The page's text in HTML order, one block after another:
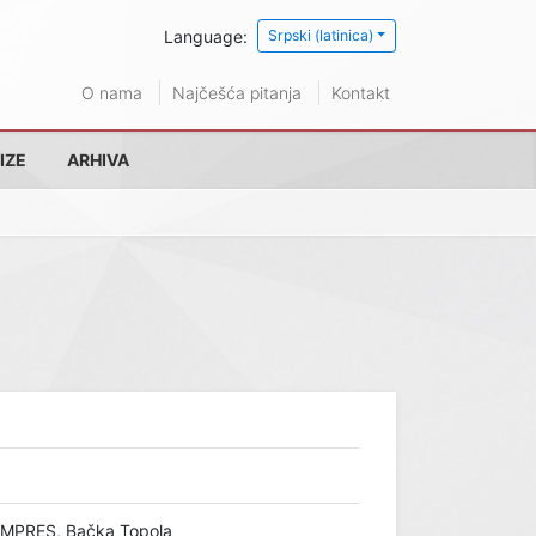
Language: Srpski (latinica)
O nama Najčešća pitanja Kontakt
ARHIVA
Bačka Topola